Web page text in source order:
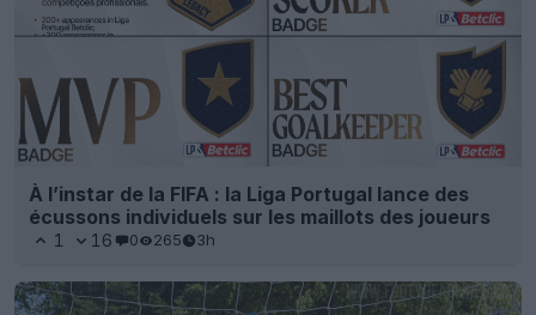
À l’instar de la FIFA : la Liga Portugal lance des
écussons individuels sur les maillots des joueurs
1 16 0 265 3h